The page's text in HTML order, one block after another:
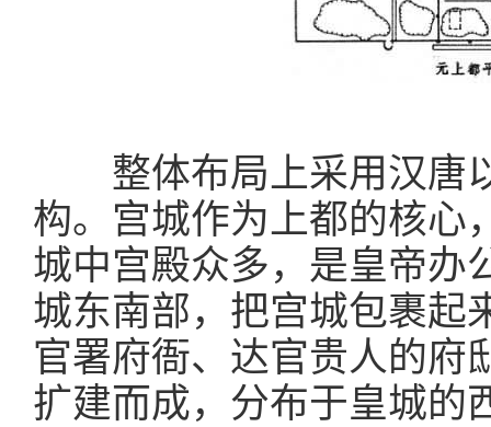
整体布局上采用汉唐
构。宫城作为上都的核心
城中宫殿众多，是皇帝办
城东南部，把宫城包裹起
官署府衙、达官贵人的府
扩建而成，分布于皇城的